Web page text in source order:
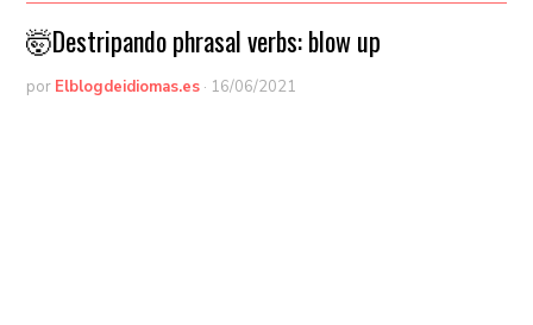
🤯Destripando phrasal verbs: blow up
por Elblogdeidiomas.es · 16/06/2021